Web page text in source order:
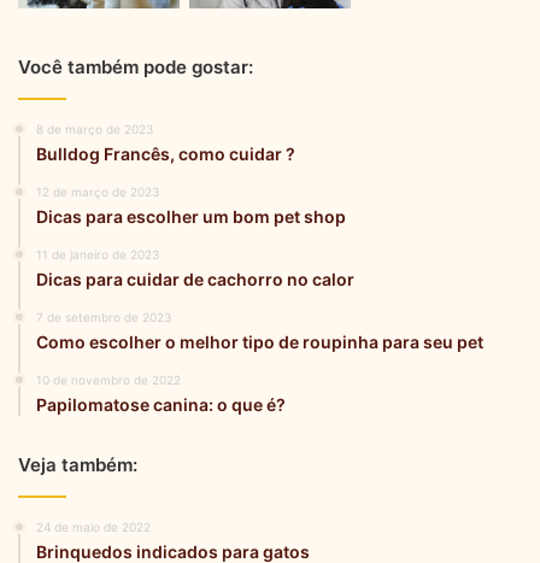
Você também pode gostar:
8 de março de 2023
Bulldog Francês, como cuidar ?
12 de março de 2023
Dicas para escolher um bom pet shop
11 de janeiro de 2023
Dicas para cuidar de cachorro no calor
7 de setembro de 2023
Como escolher o melhor tipo de roupinha para seu pet
10 de novembro de 2022
Papilomatose canina: o que é?
Veja também:
24 de maio de 2022
Brinquedos indicados para gatos